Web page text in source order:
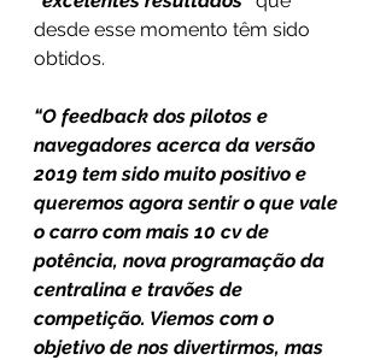
desde esse momento têm sido
obtidos.
“O feedback dos pilotos e
navegadores acerca da versão
2019 tem sido muito positivo e
queremos agora sentir o que vale
o carro com mais 10 cv de
potência, nova programação da
centralina e travões de
competição. Viemos com o
objetivo de nos divertirmos, mas